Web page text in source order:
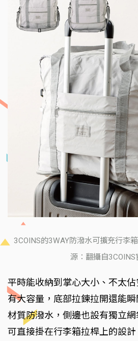
3COINS的3WAY防潑水可擴充行李
源：翻攝自3COINS
平時能收納到掌心大小、不太
有大容量，底部拉鍊拉開還能瞬
材質防潑水，側邊也設有獨立
可直接掛在行李箱拉桿上的設